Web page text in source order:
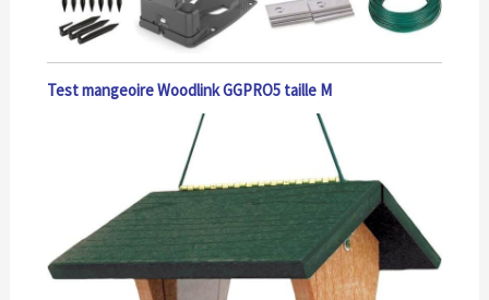
Test mangeoire Woodlink GGPRO5 taille M